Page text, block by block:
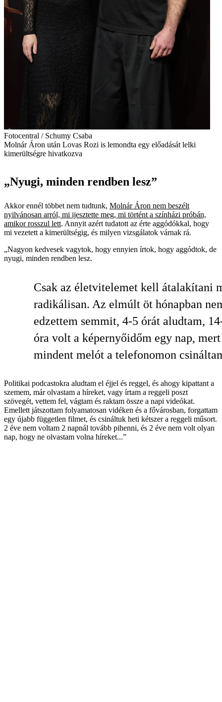
Fotocentral / Schumy Csaba
Molnár Áron után Lovas Rozi is lemondta egy előadását lelki
kimerültségre hivatkozva
„Nyugi, minden rendben lesz”
Akkor ennél többet nem tudtunk, Molnár Áron nem beszélt
nyilvánosan arról, mi ijesztette meg, mi történt a színházi próbán,
amikor rosszul lett. Annyit azért tudatott az érte aggódókkal, hogy
mi vezetett a kimerültségig, és milyen vizsgálatok várnak rá.
„Nagyon kedvesek vagytok, hogy ennyien írtok, hogy aggódtok, de
nyugi, minden rendben lesz.
Csak az életvitelemet kell átalakítani
radikálisan. Az elmúlt öt hónapban
edzettem semmit, 4-5 órát aludtam,
óra volt a képernyőidőm egy nap, mert
mindent melót a telefonomon
Politikai podcastokra aludtam el éjjel és reggel, és ahogy kipattant a
szemem, már olvastam a híreket, vagy írtam a reggeli poszt
szövegét, vettem fel, vágtam és raktam össze a napi videókat.
Emellett játszottam folyamatosan vidéken és a fővárosban, forgattam
egy újabb független filmet, és csináltuk heti kétszer a reggeli műsort.
2 éve nem voltam 2 napnál tovább pihenni, és 2 éve nem volt olyan
nap, hogy ne olvastam volna híreket...”